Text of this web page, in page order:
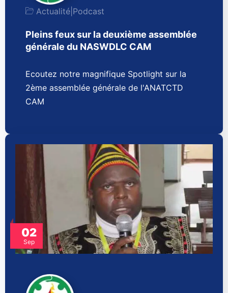
Actualité Podcast
Pleins feux sur la deuxième assemblée
générale du NASWDLC CAM
Ecoutez notre magnifique Spotlight sur la
2ème assemblée générale de l'ANATCTD
CAM
02
Sep